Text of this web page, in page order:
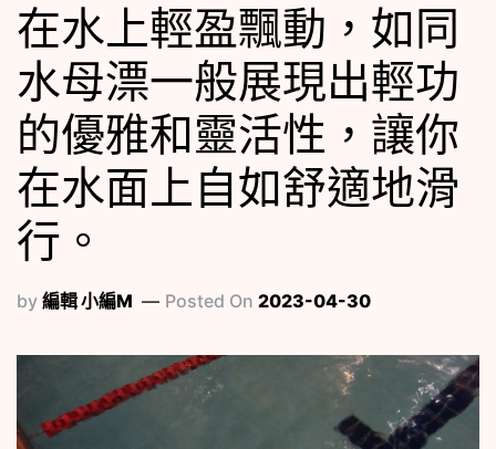
在水上輕盈飄動，如同
水母漂一般展現出輕功
的優雅和靈活性，讓你
在水面上自如舒適地滑
行。
by 編輯 小編M Posted On 2023-04-30